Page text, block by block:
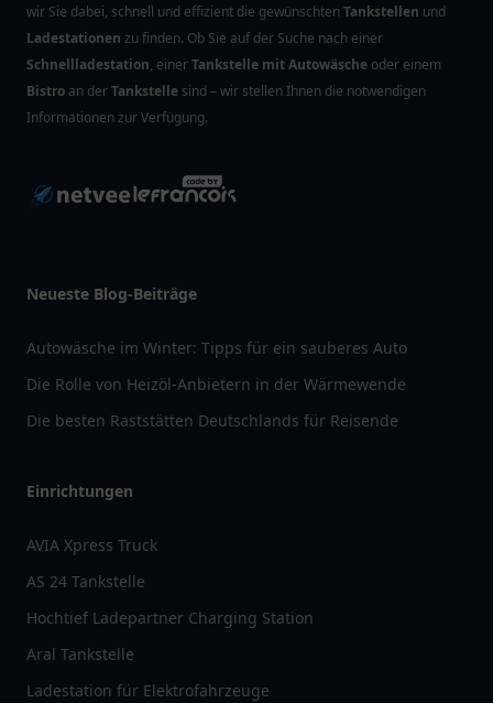
wir Sie dabei, schnell und effizient die gewünschtenTankstellen und
Ladestationen zu finden. Ob Sie auf der Suche nach einer
Schnellladestation, einerTankstelle mit Autowäsche oder einem
Bistro an derTankstelle sind – wir stellen Ihnen die notwendigen
Informationen zur Verfügung.
Neueste Blog-Beiträge
Autowäsche im Winter: Tipps für ein sauberes Auto
Die Rolle von Heizöl-Anbietern in der Wärmewende
Die besten Raststätten Deutschlands für Reisende
Einrichtungen
AVIA Xpress Truck
AS 24 Tankstelle
Hochtief Ladepartner Charging Station
Aral Tankstelle
Ladestation für Elektrofahrzeuge